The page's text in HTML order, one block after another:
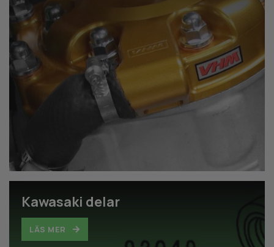
Kawasaki delar
LÄS MER